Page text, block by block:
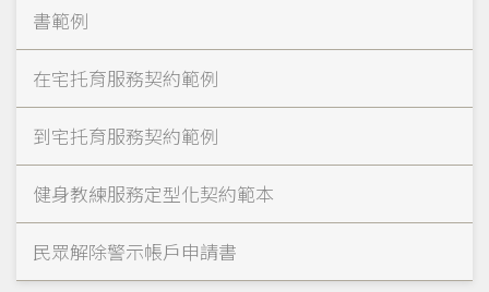
書範例
在宅托育服務契約範例
到宅托育服務契約範例
健身教練服務定型化契約範本
民眾解除警示帳戶申請書